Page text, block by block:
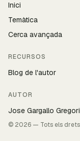
Inici
Temàtica
Cerca avançada
RECURSOS
Blog de l'autor
AUTOR
Jose Gargallo Gregori
© 2026 — Tots els